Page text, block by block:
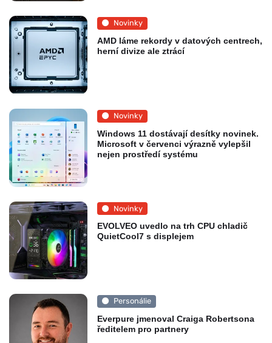
Novinky
AMD láme rekordy v datových centrech,
herní divize ale ztrácí
Novinky
Windows 11 dostávají desítky novinek.
Microsoft v červenci výrazně vylepšil
nejen prostředí systému
Novinky
EVOLVEO uvedlo na trh CPU chladič
QuietCool7 s displejem
Personálie
Everpure jmenoval Craiga Robertsona
ředitelem pro partnery